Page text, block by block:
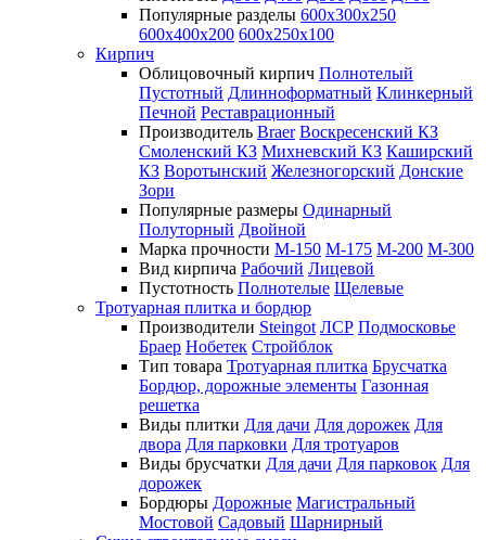
Популярные разделы 600х300х250
600х400х200 600х250х100
Кирпич
Облицовочный кирпич Полнотелый
Пустотный Длинноформатный Клинкерный
Печной Реставрационный
Производитель Braer Воскресенский КЗ
Смоленский КЗ Михневский КЗ Каширский
КЗ Воротынский Железногорский Донские
Зори
Популярные размеры Одинарный
Полуторный Двойной
Марка прочности М-150 М-175 М-200 М-300
Вид кирпича Рабочий Лицевой
Пустотность Полнотелые Щелевые
Тротуарная плитка и бордюр
Производители Steingot ЛСР Подмосковье
Браер Нобетек Стройблок
Тип товара Тротуарная плитка Брусчатка
Бордюр, дорожные элементы Газонная
решетка
Виды плитки Для дачи Для дорожек Для
двора Для парковки Для тротуаров
Виды брусчатки Для дачи Для парковок Для
дорожек
Бордюры Дорожные Магистральный
Мостовой Садовый Шарнирный